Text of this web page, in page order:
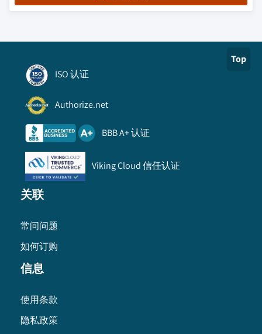
Top
ISO 认证
Authorize.net
BBB A+ 认证
Viking Cloud 信任认证
关联
常问问题
如何订购
信息
使用条款
隐私政策